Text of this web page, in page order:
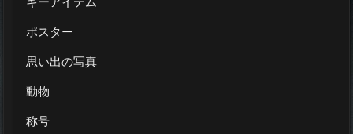
ポスター
思い出の写真
動物
称号